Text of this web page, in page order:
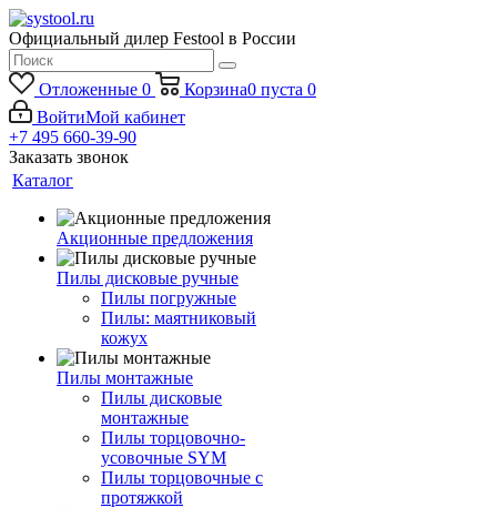
Официальный дилер Festool в России
Отложенные 0 Корзина0 пуста 0
ВойтиМой кабинет
+7 495 660-39-90
Заказать звонок
Каталог
Акционные предложения
Пилы дисковые ручные
Пилы погружные
Пилы: маятниковый
кожух
Пилы монтажные
Пилы дисковые
монтажные
Пилы торцовочно-
усовочные SYM
Пилы торцовочные с
протяжкой